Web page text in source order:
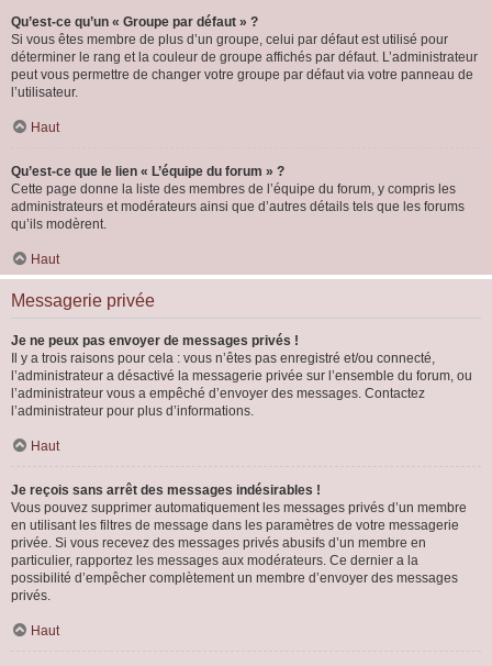
Qu’est-ce qu’un « Groupe par défaut » ?
Si vous êtes membre de plus d’un groupe, celui par défaut est utilisé pour
déterminer le rang et la couleur de groupe affichés par défaut. L’administrateur
peut vous permettre de changer votre groupe par défaut via votre panneau de
l’utilisateur.
Haut
Qu’est-ce que le lien « L’équipe du forum » ?
Cette page donne la liste des membres de l’équipe du forum, y compris les
administrateurs et modérateurs ainsi que d’autres détails tels que les forums
qu’ils modèrent.
Haut
Messagerie privée
Je ne peux pas envoyer de messages privés !
Il y a trois raisons pour cela : vous n’êtes pas enregistré et/ou connecté,
l’administrateur a désactivé la messagerie privée sur l’ensemble du forum, ou
l’administrateur vous a empêché d’envoyer des messages. Contactez
l’administrateur pour plus d’informations.
Haut
Je reçois sans arrêt des messages indésirables !
Vous pouvez supprimer automatiquement les messages privés d’un membre
en utilisant les filtres de message dans les paramètres de votre messagerie
privée. Si vous recevez des messages privés abusifs d’un membre en
particulier, rapportez les messages aux modérateurs. Ce dernier a la
possibilité d’empêcher complètement un membre d’envoyer des messages
privés.
Haut